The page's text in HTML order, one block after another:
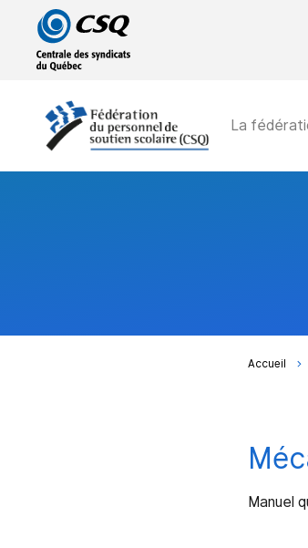
Passer
menu
principal
Passer
contenu
La
Accueil
Manuel